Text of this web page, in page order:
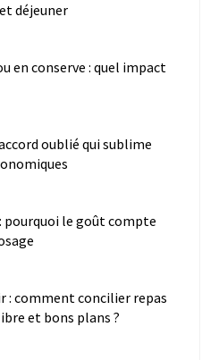
déjeuner
en conserve : quel impact
oublié qui sublime
pourquoi le goût compte
: comment concilier repas
et bons plans ?